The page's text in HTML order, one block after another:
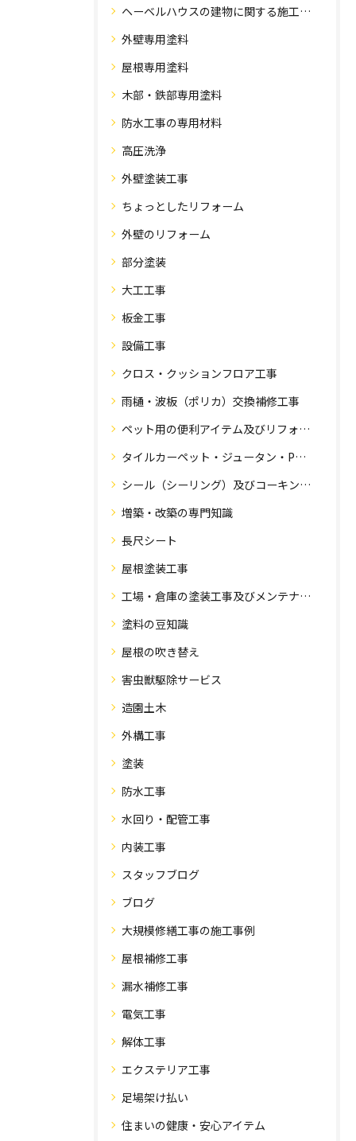
ヘーベルハウスの建物に関する施工事例
外壁専用塗料
屋根専用塗料
木部・鉄部専用塗料
防水工事の専用材料
高圧洗浄
外壁塗装工事
ちょっとしたリフォーム
外壁のリフォーム
部分塗装
大工工事
板金工事
設備工事
クロス・クッションフロア工事
雨樋・波板（ポリカ）交換補修工事
ペット用の便利アイテム及びリフォーム工事
タイルカーペット・ジュータン・Pタイル・床・フローリング工事
シール（シーリング）及びコーキング工事の専門知識
増築・改築の専門知識
長尺シート
屋根塗装工事
工場・倉庫の塗装工事及びメンテナンス
塗料の豆知識
屋根の吹き替え
害虫獣駆除サービス
造園土木
外構工事
塗装
防水工事
水回り・配管工事
内装工事
スタッフブログ
ブログ
大規模修繕工事の施工事例
屋根補修工事
漏水補修工事
電気工事
解体工事
エクステリア工事
足場架け払い
住まいの健康・安心アイテム